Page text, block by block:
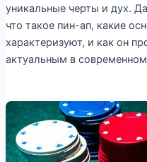
уникальные черты и дух.
что такое пин-ап, какие
характеризуют, и как он
актуальным в